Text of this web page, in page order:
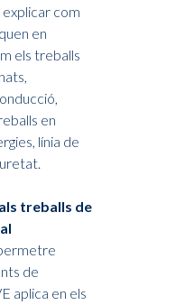
explicar com
en
els treballs
en
línia de
treballs de
de
aplica en els